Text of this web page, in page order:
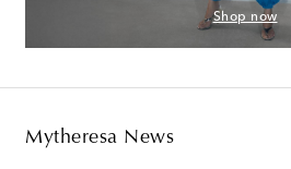
Shop now
Mytheresa News